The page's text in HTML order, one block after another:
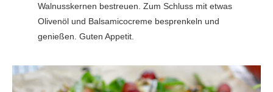
Walnusskernen bestreuen. Zum Schluss mit etwas
Olivenöl und Balsamicocreme besprenkeln und
genießen. Guten Appetit.